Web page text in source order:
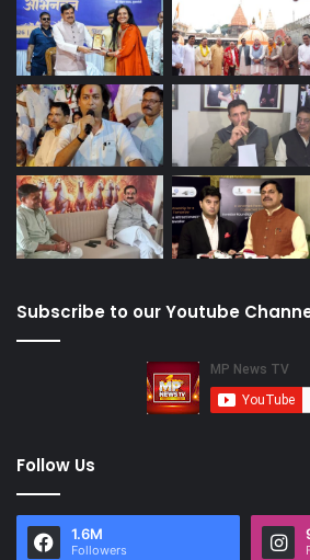
Subscribe to our Youtube
Follow Us
1.6M
Followers